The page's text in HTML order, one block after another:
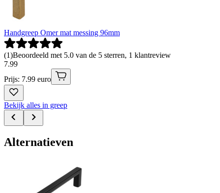
Handgreep Omer mat messing 96mm
(1)Beoordeeld met 5.0 van de 5 sterren, 1 klantreview
7.99
Prijs: 7.99 euro
Bekijk alles in greep
Alternatieven